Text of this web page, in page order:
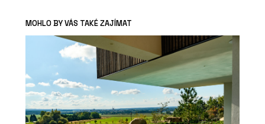
MOHLO BY VÁS TAKÉ ZAJÍMAT